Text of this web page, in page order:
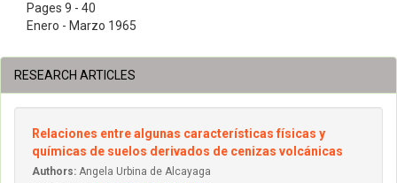
Pages 9 - 40
Enero - Marzo 1965
RESEARCH ARTICLES
Relaciones entre algunas características físicas y
químicas de suelos derivados de cenizas volcánicas
Authors: Angela Urbina de Alcayaga